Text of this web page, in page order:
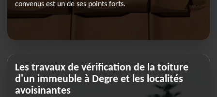
convenus est un de ses points forts.
Les travaux de vérification de la toiture
d'un immeuble à Degre et les localités
avoisinantes